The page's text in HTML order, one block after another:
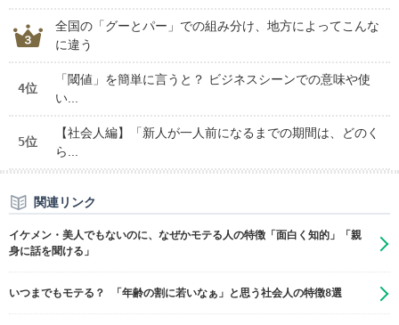
全国の「グーとパー」での組み分け、地方によってこんな
に違う
4位
「閾値」を簡単に言うと？ ビジネスシーンでの意味や使
い...
5位
【社会人編】「新人が一人前になるまでの期間は、どのく
ら...
関連リンク
イケメン・美人でもないのに、なぜかモテる人の特徴「面白く知的」「親
身に話を聞ける」
いつまでもモテる？ 「年齢の割に若いなぁ」と思う社会人の特徴8選